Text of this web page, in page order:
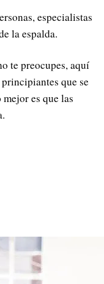
especialistas
la espalda.
te preocupes, aquí
que se
es que las